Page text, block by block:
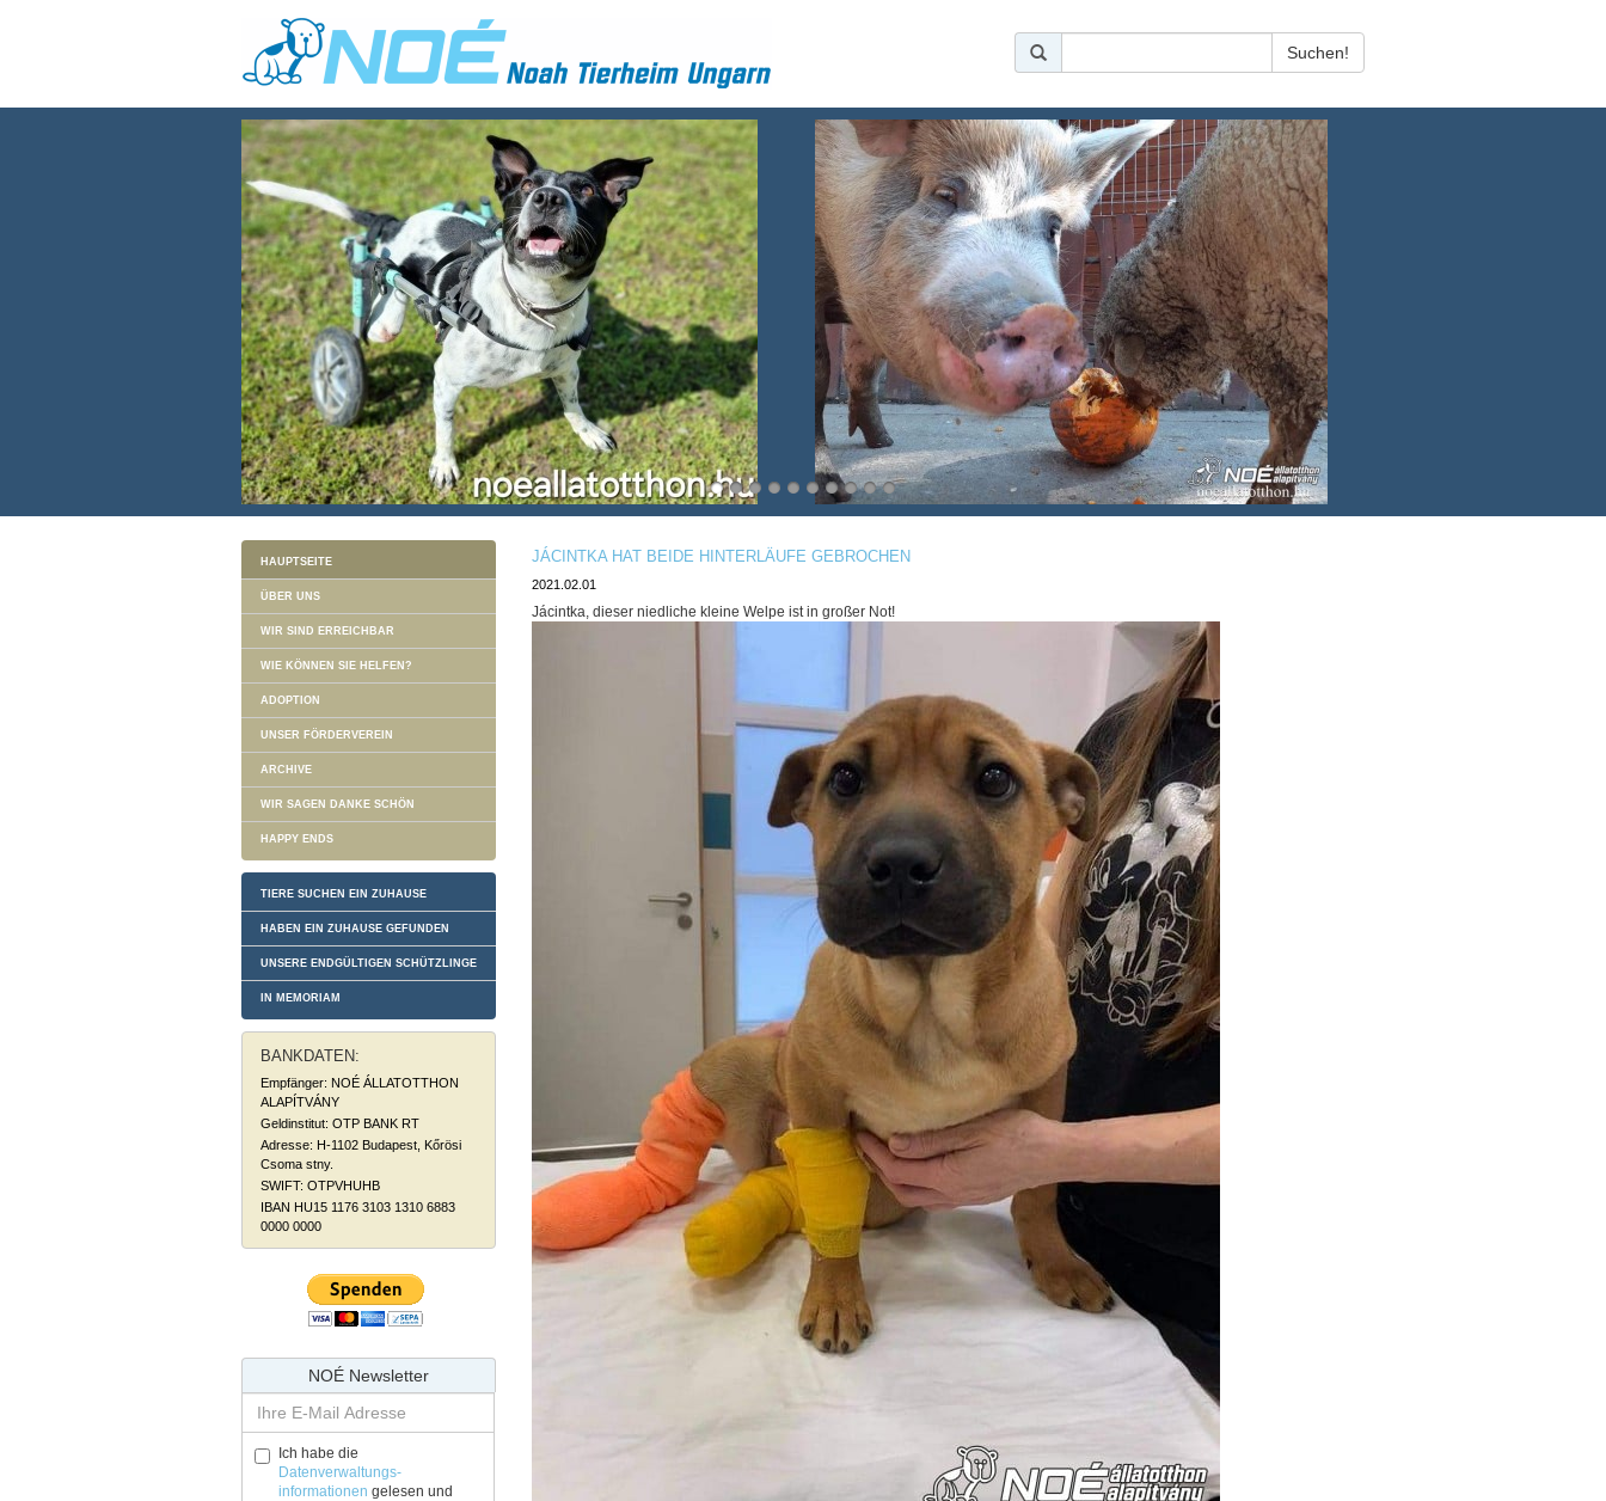
HAUPTSEITE
ÜBER UNS
WIR SIND ERREICHBAR
WIE KÖNNEN SIE HELFEN?
ADOPTION
UNSER FÖRDERVEREIN
ARCHIVE
WIR SAGEN DANKE SCHÖN
HAPPY ENDS
TIERE SUCHEN EIN ZUHAUSE
HABEN EIN ZUHAUSE GEFUNDEN
UNSERE ENDGÜLTIGEN SCHÜTZLINGE
IN MEMORIAM
BANKDATEN:
Empfänger: NOÉ ÁLLATOTTHON
ALAPÍTVÁNY
Geldinstitut: OTP BANK RT
Adresse: H-1102 Budapest, Kőrösi
Csoma stny.
SWIFT: OTPVHUHB
IBAN HU15 1176 3103 1310 6883
0000 0000
NOÉ Newsletter
Ich habe die
Datenverwaltungs-
informationen gelesen und
JÁCINTKA HAT BEIDE HINTERLÄUFE GEBROCHEN
2021.02.01
Jácintka, dieser niedliche kleine Welpe ist in großer Not!